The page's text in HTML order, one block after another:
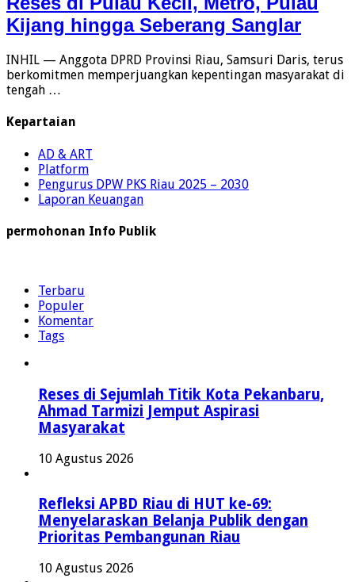
Kijang hingga Seberang Sanglar
INHIL — Anggota DPRD Provinsi Riau, Samsuri Daris, terus
berkomitmen memperjuangkan kepentingan masyarakat di
tengah …
Kepartaian
AD & ART
Platform
Pengurus DPW PKS Riau 2025 – 2030
Laporan Keuangan
permohonan Info Publik
Terbaru
Populer
Komentar
Tags
Reses di Sejumlah Titik Kota Pekanbaru,
Ahmad Tarmizi Jemput Aspirasi
Masyarakat
10 Agustus 2026
Refleksi APBD Riau di HUT ke-69:
Menyelaraskan Belanja Publik dengan
Prioritas Pembangunan Riau
10 Agustus 2026